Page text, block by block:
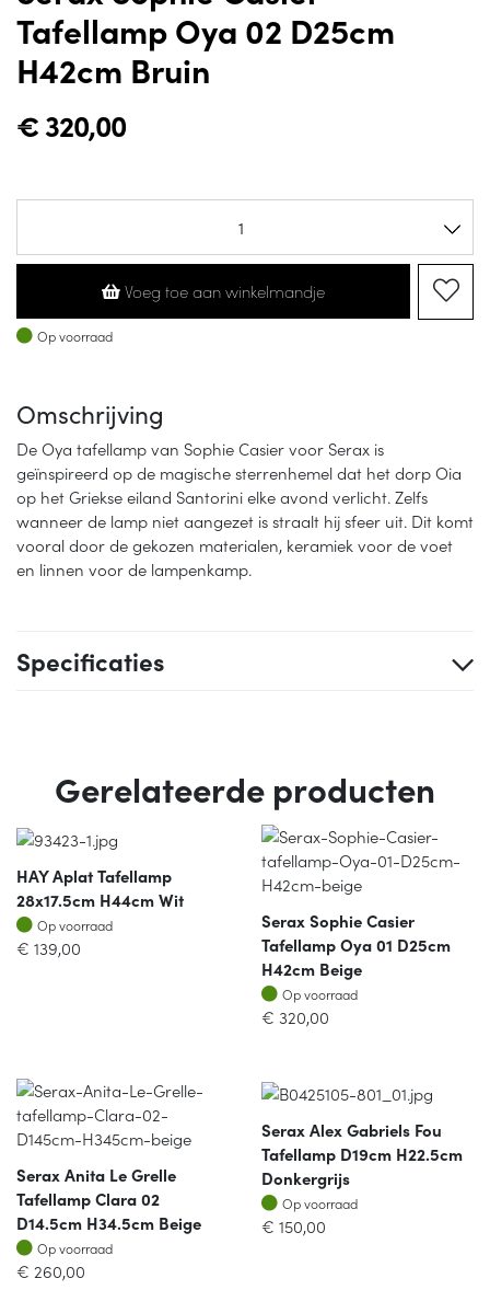
Tafellamp Oya 02 D25cm
H42cm Bruin
€320,00
Voeg toe aan winkelmandje
Op voorraad
Op voorraad
Omschrijving
De Oya tafellamp van Sophie Casier voor Serax is
geïnspireerd op de magische sterrenhemel dat het dorp Oia
op het Griekse eiland Santorini elke avond verlicht. Zelfs
wanneer de lamp niet aangezet is straalt hij sfeer uit. Dit komt
vooral door de gekozen materialen, keramiek voor de voet
en linnen voor de lampenkamp.
Specificaties
Gerelateerde producten
HAY Aplat Tafellamp
28x17.5cm H44cm Wit
Op voorraad
Op voorraad
€ 139,00
Serax Sophie Casier
Tafellamp Oya 01 D25cm
H42cm Beige
Op voorraad
Op voorraad
€ 320,00
Serax Anita Le Grelle
Tafellamp Clara 02
D14.5cm H34.5cm Beige
Op voorraad
Op voorraad
€ 260,00
Serax Alex Gabriels Fou
Tafellamp D19cm H22.5cm
Donkergrijs
Op voorraad
Op voorraad
€ 150,00